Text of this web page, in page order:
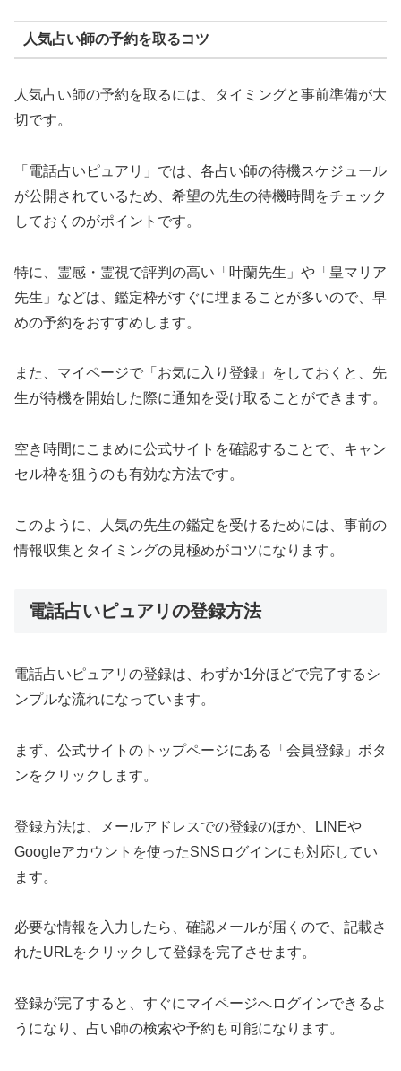
人気占い師の予約を取るコツ
人気占い師の予約を取るには、タイミングと事前準備が大
切です。
「電話占いピュアリ」では、各占い師の待機スケジュール
が公開されているため、希望の先生の待機時間をチェック
しておくのがポイントです。
特に、霊感・霊視で評判の高い「叶蘭先生」や「皇マリア
先生」などは、鑑定枠がすぐに埋まることが多いので、早
めの予約をおすすめします。
また、マイページで「お気に入り登録」をしておくと、先
生が待機を開始した際に通知を受け取ることができます。
空き時間にこまめに公式サイトを確認することで、キャン
セル枠を狙うのも有効な方法です。
このように、人気の先生の鑑定を受けるためには、事前の
情報収集とタイミングの見極めがコツになります。
電話占いピュアリの登録方法
電話占いピュアリの登録は、わずか1分ほどで完了するシ
ンプルな流れになっています。
まず、公式サイトのトップページにある「会員登録」ボタ
ンをクリックします。
登録方法は、メールアドレスでの登録のほか、LINEや
Googleアカウントを使ったSNSログインにも対応してい
ます。
必要な情報を入力したら、確認メールが届くので、記載さ
れたURLをクリックして登録を完了させます。
登録が完了すると、すぐにマイページへログインできるよ
うになり、占い師の検索や予約も可能になります。